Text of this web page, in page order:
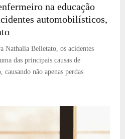
na educação
automobilísticos,
Nathalia Belletato, os acidentes
das principais causas de
não apenas perdas